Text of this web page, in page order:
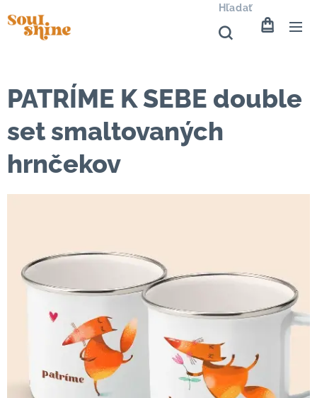
Hľadať
PATRÍME K SEBE double
set smaltovaných
hrnčekov